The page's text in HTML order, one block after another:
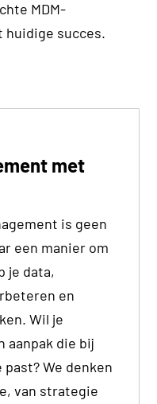
MDM-
succes.
met
is geen
een manier om
je data,
en
Wil je
aanpak die bij
We denken
van strategie